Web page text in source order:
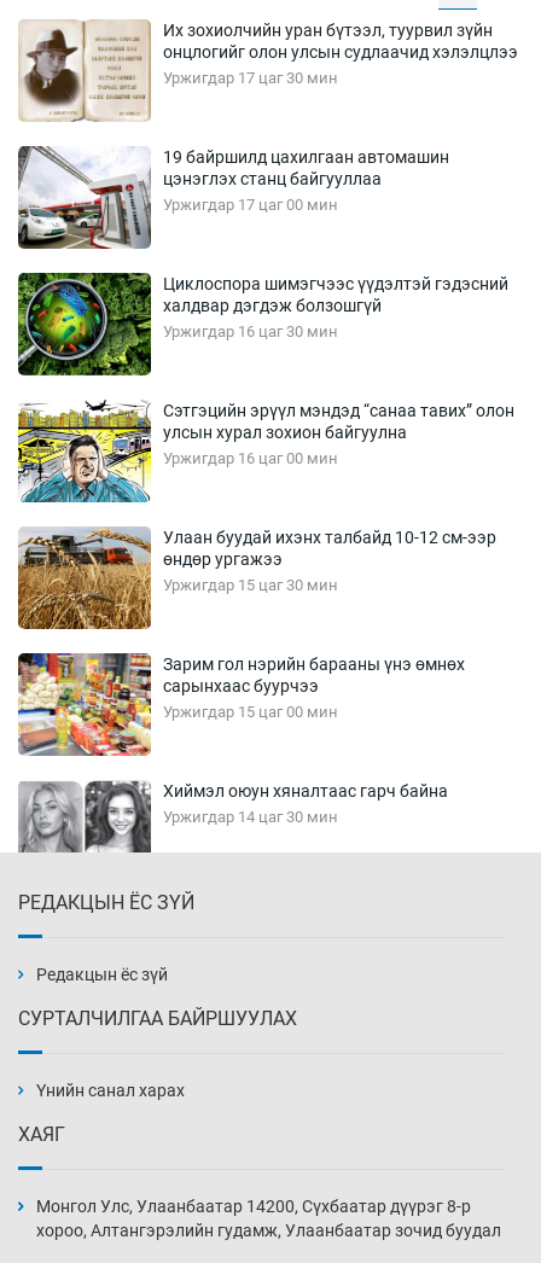
Их зохиолчийн уран бүтээл, туурвил зүйн
онцлогийг олон улсын судлаачид хэлэлцлээ
Уржигдар 17 цаг 30 мин
19 байршилд цахилгаан автомашин
цэнэглэх станц байгууллаа
Уржигдар 17 цаг 00 мин
Циклоспора шимэгчээс үүдэлтэй гэдэсний
халдвар дэгдэж болзошгүй
Уржигдар 16 цаг 30 мин
Сэтгэцийн эрүүл мэндэд “санаа тавих” олон
улсын хурал зохион байгуулна
Уржигдар 16 цаг 00 мин
Улаан буудай ихэнх талбайд 10-12 см-ээр
өндөр ургажээ
Уржигдар 15 цаг 30 мин
Зарим гол нэрийн барааны үнэ өмнөх
сарынхаас буурчээ
Уржигдар 15 цаг 00 мин
Хиймэл оюун хяналтаас гарч байна
Уржигдар 14 цаг 30 мин
Уржигдар 14 цаг 00 мин
нэмэгджээ
Уржигдар 13 цаг 30 мин
РЕДАКЦЫН ЁС ЗҮЙ
Редакцын ёс зүй
СУРТАЛЧИЛГАА БАЙРШУУЛАХ
Үнийн санал харах
ХАЯГ
Монгол Улс, Улаанбаатар 14200, Сүхбаатар дүүрэг 8-р
хороо, Алтангэрэлийн гудамж, Улаанбаатар зочид буудал